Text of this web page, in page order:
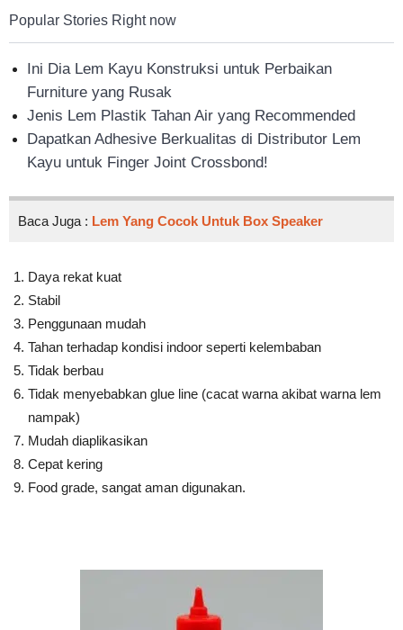
Popular Stories Right now
Ini Dia Lem Kayu Konstruksi untuk Perbaikan
Furniture yang Rusak
Jenis Lem Plastik Tahan Air yang Recommended
Dapatkan Adhesive Berkualitas di Distributor Lem
Kayu untuk Finger Joint Crossbond!
Baca Juga : Lem Yang Cocok Untuk Box Speaker
Daya rekat kuat
Stabil
Penggunaan mudah
Tahan terhadap kondisi indoor seperti kelembaban
Tidak berbau
Tidak menyebabkan glue line (cacat warna akibat warna lem
nampak)
Mudah diaplikasikan
Cepat kering
Food grade, sangat aman digunakan.